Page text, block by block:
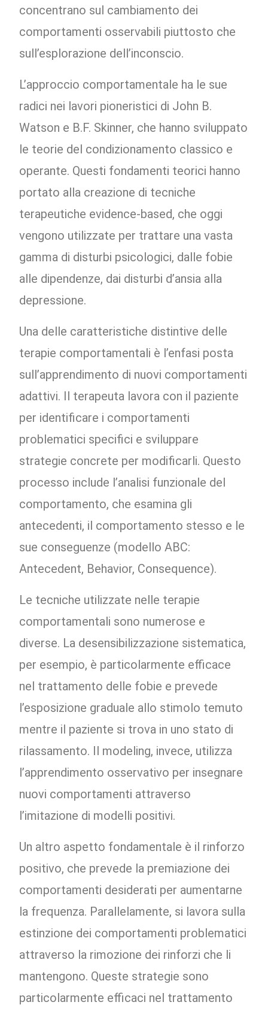
concentrano sul cambiamento dei
comportamenti osservabili piuttosto che
sull’esplorazione dell’inconscio.
L’approccio comportamentale ha le sue
radici nei lavori pioneristici di John B.
Watson e B.F. Skinner, che hanno sviluppato
le teorie del condizionamento classico e
operante. Questi fondamenti teorici hanno
portato alla creazione di tecniche
terapeutiche evidence-based, che oggi
vengono utilizzate per trattare una vasta
gamma di disturbi psicologici, dalle fobie
alle dipendenze, dai disturbi d’ansia alla
depressione.
Una delle caratteristiche distintive delle
terapie comportamentali è l’enfasi posta
sull’apprendimento di nuovi comportamenti
adattivi. Il terapeuta lavora con il paziente
per identificare i comportamenti
problematici specifici e sviluppare
strategie concrete per modificarli. Questo
processo include l’analisi funzionale del
comportamento, che esamina gli
antecedenti, il comportamento stesso e le
sue conseguenze (modello ABC:
Antecedent, Behavior, Consequence).
Le tecniche utilizzate nelle terapie
comportamentali sono numerose e
diverse. La desensibilizzazione sistematica,
per esempio, è particolarmente efficace
nel trattamento delle fobie e prevede
l’esposizione graduale allo stimolo temuto
mentre il paziente si trova in uno stato di
rilassamento. Il modeling, invece, utilizza
l’apprendimento osservativo per insegnare
nuovi comportamenti attraverso
l’imitazione di modelli positivi.
Un altro aspetto fondamentale è il rinforzo
positivo, che prevede la premiazione dei
comportamenti desiderati per aumentarne
la frequenza. Parallelamente, si lavora sulla
estinzione dei comportamenti problematici
attraverso la rimozione dei rinforzi che li
mantengono. Queste strategie sono
particolarmente efficaci nel trattamento